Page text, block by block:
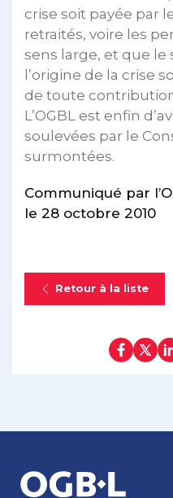
crise soit payée par
retraités, voire les
sens large, et que le
l’origine de la crise
de toute
L’OGBL est enfin
soulevées par le
surmontées.
Communiqué par
le 28 octobre 2010
Retour à la liste